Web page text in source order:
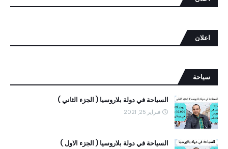
اعلان
سياحة
السياحة في دولة بلاروسيا ( الجزء الثاني )
فبراير 25, 2021
السياحة في دولة بلاروسيا ( الجزء الاول )